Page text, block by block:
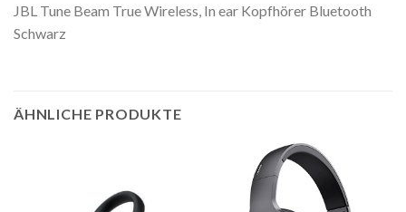
JBL Tune Beam True Wireless, In ear Kopfhörer Bluetooth
Schwarz
ÄHNLICHE PRODUKTE